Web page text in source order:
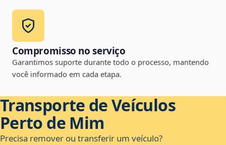
Compromisso no serviço
Garantimos suporte durante todo o processo, mantendo
você informado em cada etapa.
Transporte de Veículos
Perto de Mim
Precisa remover ou transferir um veículo?